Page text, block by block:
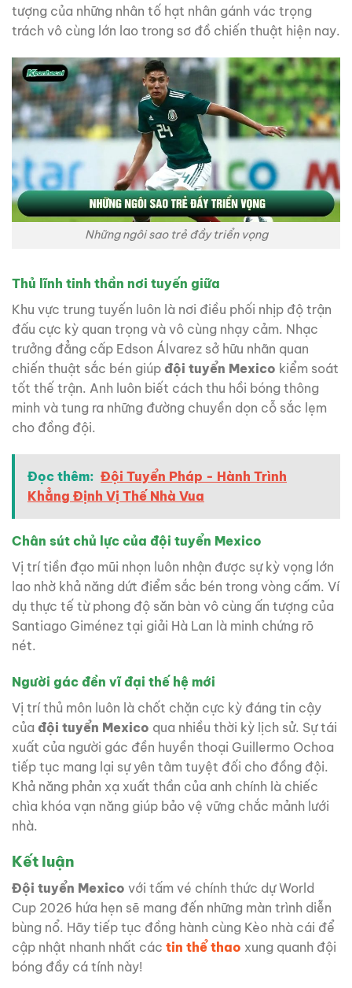
tượng của những nhân tố hạt nhân gánh vác trọng
trách vô cùng lớn lao trong sơ đồ chiến thuật hiện nay.
Những ngôi sao trẻ đầy triển vọng
Thủ lĩnh tinh thần nơi tuyến giữa
Khu vực trung tuyến luôn là nơi điều phối nhịp độ trận
đấu cực kỳ quan trọng và vô cùng nhạy cảm. Nhạc
trưởng đẳng cấp Edson Álvarez sở hữu nhãn quan
chiến thuật sắc bén giúp đội tuyển Mexico kiểm soát
tốt thế trận. Anh luôn biết cách thu hồi bóng thông
minh và tung ra những đường chuyền dọn cỗ sắc lẹm
cho đồng đội.
Đọc thêm: Đội Tuyển Pháp - Hành Trình
Khẳng Định Vị Thế Nhà Vua
Chân sút chủ lực của đội tuyển Mexico
Vị trí tiền đạo mũi nhọn luôn nhận được sự kỳ vọng lớn
lao nhờ khả năng dứt điểm sắc bén trong vòng cấm. Ví
dụ thực tế từ phong độ săn bàn vô cùng ấn tượng của
Santiago Giménez tại giải Hà Lan là minh chứng rõ
nét.
Người gác đền vĩ đại thế hệ mới
Vị trí thủ môn luôn là chốt chặn cực kỳ đáng tin cậy
của đội tuyển Mexico qua nhiều thời kỳ lịch sử. Sự tái
xuất của người gác đền huyền thoại Guillermo Ochoa
tiếp tục mang lại sự yên tâm tuyệt đối cho đồng đội.
Khả năng phản xạ xuất thần của anh chính là chiếc
chìa khóa vạn năng giúp bảo vệ vững chắc mảnh lưới
nhà.
Kết luận
Đội tuyển Mexico với tấm vé chính thức dự World
Cup 2026 hứa hẹn sẽ mang đến những màn trình diễn
bùng nổ. Hãy tiếp tục đồng hành cùng Kèo nhà cái để
cập nhật nhanh nhất các tin thể thao xung quanh đội
bóng đầy cá tính này!